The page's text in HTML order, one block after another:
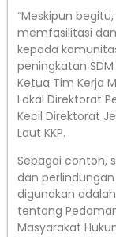
“Meskipun
memfasilitasi
kepada
peningkatan
Ketua Tim Kerja
Lokal Direktorat
Kecil Direktorat
Laut KKP.
Sebagai contoh,
dan
digunakan
tentang
Masyarakat